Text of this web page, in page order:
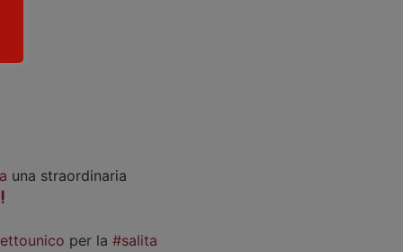
una straordinaria
per la#salita